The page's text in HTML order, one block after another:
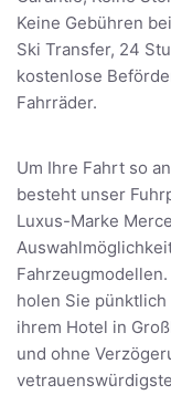
Keine Gebühren
Ski Transfer, 24
kostenlose
Fahrräder.
Um Ihre Fahrt so
besteht unser
Luxus-Marke
holen Sie
ihrem Hotel in
und ohne